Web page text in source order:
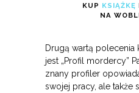
KUP KSIĄŻKĘ
NA
Drugą wartą polecenia
jest „Profil mordercy”
znany profiler
swojej pracy, ale także